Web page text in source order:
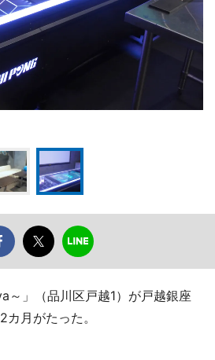
～」（品川区戸越1）が戸越銀座
月がたった。